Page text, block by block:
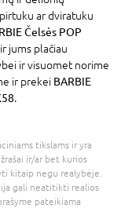
ar dviratuku
Čelsės POP
jums plačiau
ir visuomet norime
ir prekei BARBIE
.
tikslams ir yra
ir/ar bet kurios
kitaip negu realybėje.
gali neatitikti realios
pateikiama